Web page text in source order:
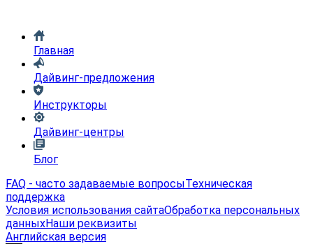
Главная
Дайвинг-предложения
Инструкторы
Дайвинг-центры
Блог
FAQ - часто задаваемые вопросыТехническая
поддержка
Условия использования сайтаОбработка персональных
данныхНаши реквизиты
Английская версия